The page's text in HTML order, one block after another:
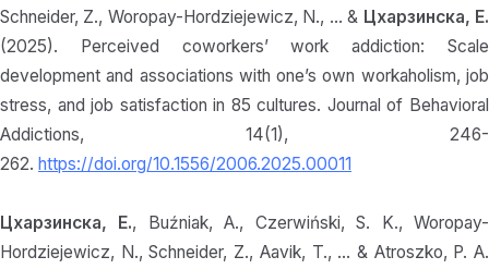
Schneider, Z., Woropay-Hordziejewicz, N., … & Цхарзинска, Е.
(2025). Perceived coworkers’ work addiction: Scale
development and associations with one’s own workaholism, job
stress, and job satisfaction in 85 cultures. Journal of Behavioral
Addictions, 14(1), 246-
262. https://doi.org/10.1556/2006.2025.00011
Цхарзинска, Е., Buźniak, A., Czerwiński, S. K., Woropay-
Hordziejewicz, N., Schneider, Z., Aavik, T., … & Atroszko, P. A.